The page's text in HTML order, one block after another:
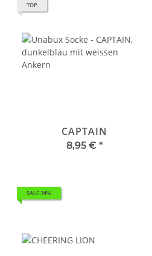
TOP
CAPTAIN
8,95 € *
SALE 34%